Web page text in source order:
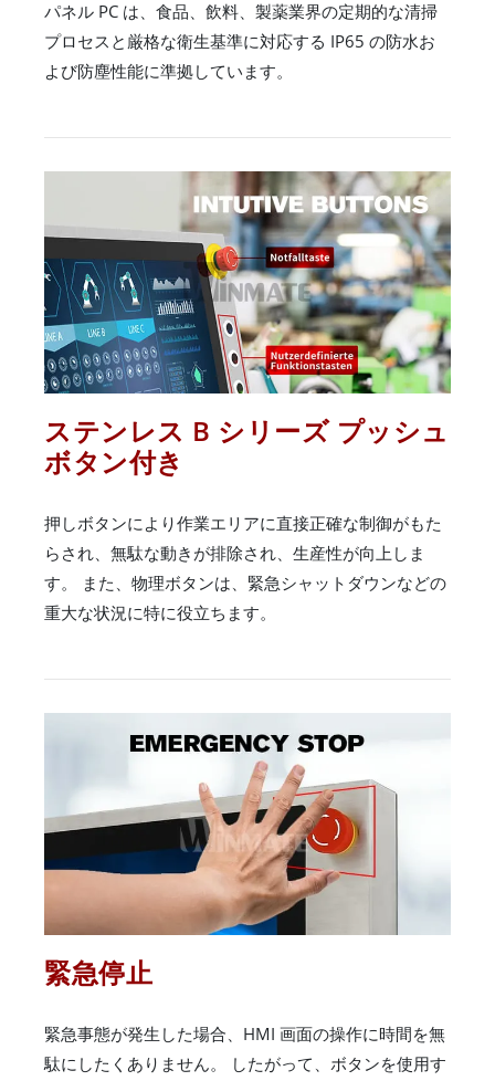
パネル PC は、食品、飲料、製薬業界の定期的な清掃
プロセスと厳格な衛生基準に対応する IP65 の防水お
よび防塵性能に準拠しています。
ステンレス B シリーズ プッシュ
ボタン付き
押しボタンにより作業エリアに直接正確な制御がもた
らされ、無駄な動きが排除され、生産性が向上しま
す。 また、物理ボタンは、緊急シャットダウンなどの
重大な状況に特に役立ちます。
緊急停止
緊急事態が発生した場合、HMI 画面の操作に時間を無
駄にしたくありません。 したがって、ボタンを使用す